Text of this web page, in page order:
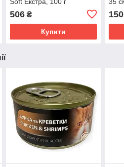
506₴
Купити
150